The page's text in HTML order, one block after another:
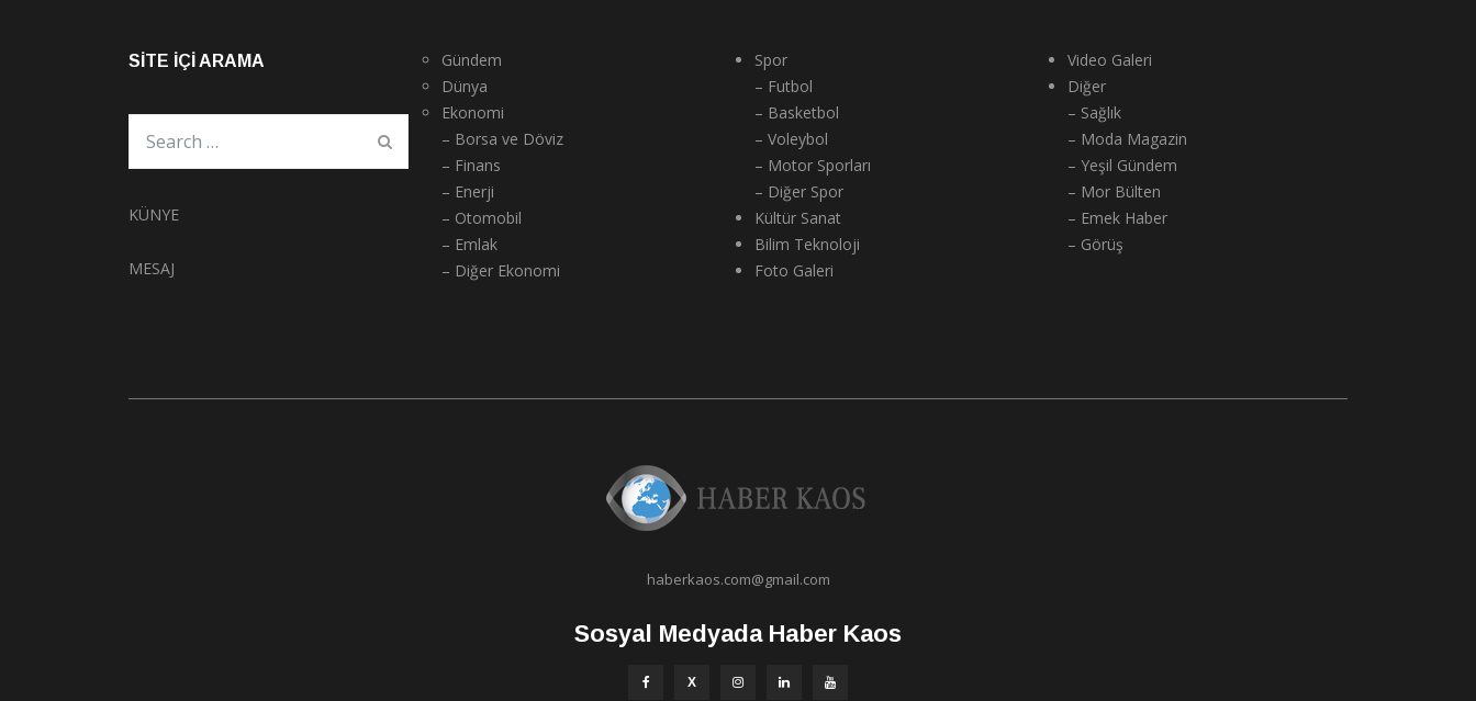
SITE İÇI ARAMA
KÜNYE
MESAJ
Gündem
Dünya
Ekonomi
– Borsa ve Döviz
– Finans
– Enerji
– Otomobil
– Emlak
– Diğer Ekonomi
Spor
– Futbol
– Basketbol
– Voleybol
– Motor Sporları
– Diğer Spor
Kültür Sanat
Bilim Teknoloji
Foto Galeri
Video Galeri
Diğer
– Sağlık
– Moda Magazin
– Yeşil Gündem
– Mor Bülten
– Emek Haber
– Görüş
haberkaos.com@gmail.com
Sosyal Medyada Haber Kaos